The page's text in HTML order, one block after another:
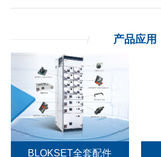
产品应用
BLOKSET全套配件